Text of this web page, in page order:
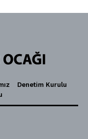
Denetim Kurulu